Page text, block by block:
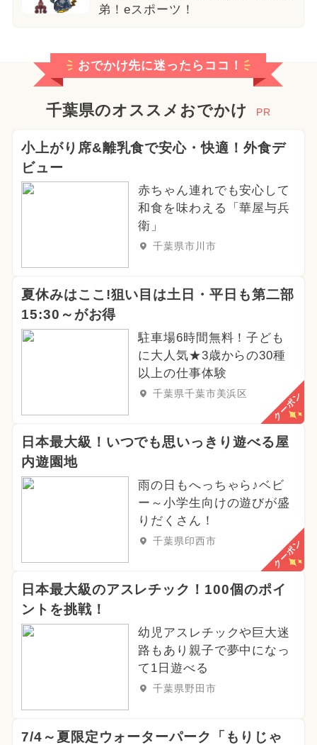
弟！eスポーツ！
おでかけ先に迷ったらココ！
千葉県のオススメおでかけ PR
小上がり席&離乳食で安心・快適！外食デ
ビュー
赤ちゃん連れでも安心して
和食を味わえる「華屋与兵
衛」
千葉県市川市
夏休みはここ!狙い目は土日・平日も第二部
15:30～がお得
駐車場6時間無料！子ども
に大人気★3歳からの30種
以上の仕事体験
千葉県千葉市美浜区 クーポン
日本最大級！いつでも思いっきり遊べる屋
内遊園地
雨の日もへっちゃら♪ベビ
ー～小学生向けの遊びが盛
りだくさん！
千葉県印西市 クーポン
日本最大級のアスレチック！100個のポイ
ントを挑戦！
幼児アスレチックや巨大迷
路もあり親子で夢中になっ
て1日遊べる
千葉県野田市
7/4～夏限定ウォーターパーク「もりじゃ